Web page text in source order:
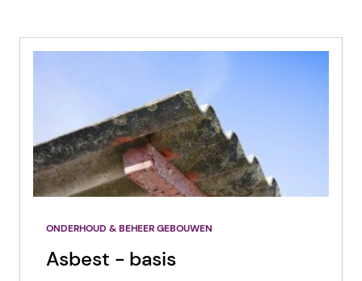
ONDERHOUD & BEHEER GEBOUWEN
Asbest - basis